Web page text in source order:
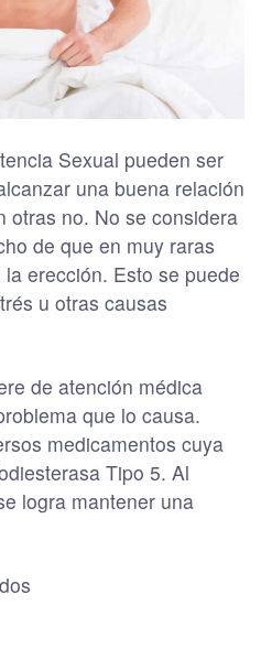
Sexual pueden ser
una buena relación
otras no. No se considera
de que en muy raras
erección. Esto se puede
u otras causas
de atención médica
que lo causa.
medicamentos cuya
Tipo 5. Al
logra mantener una